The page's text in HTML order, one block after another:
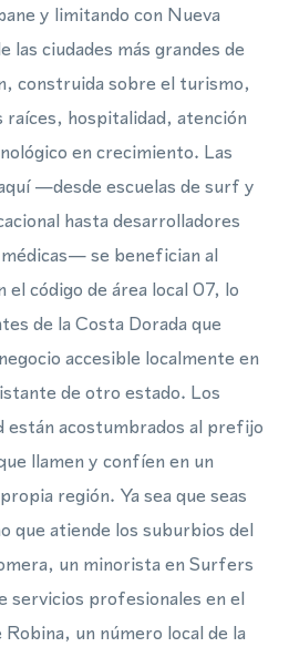
y limitando con Nueva
las ciudades más grandes de
construida sobre el turismo,
hospitalidad, atención
en crecimiento. Las
—desde escuelas de surf y
hasta desarrolladores
se benefician al
código de área local 07, lo
de la Costa Dorada que
accesible localmente en
de otro estado. Los
están acostumbrados al prefijo
llamen y confíen en un
región. Ya sea que seas
que atiende los suburbios del
un minorista en Surfers
servicios profesionales en el
un número local de la